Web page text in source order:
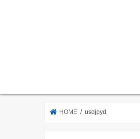
HOME usdjpyd